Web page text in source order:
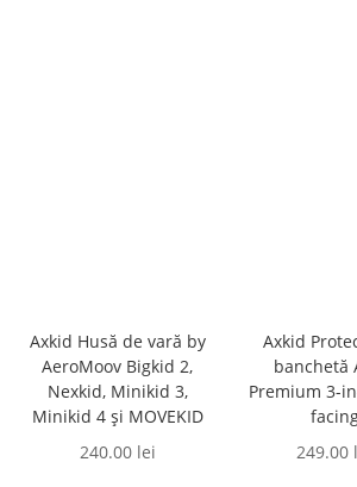
Axkid Husă de vară by
AeroMoov Bigkid 2,
Nexkid, Minikid 3,
Minikid 4 și MOVEKID
240.00 lei
Axkid
banchetă
Premium 3-
249.00